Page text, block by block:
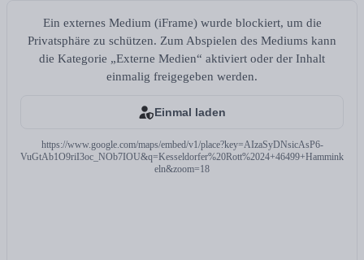
Ein externes Medium (iFrame) wurde blockiert, um die
Privatsphäre zu schützen. Zum Abspielen des Mediums kann
die Kategorie „Externe Medien“ aktiviert oder der Inhalt
einmalig freigegeben werden.
Einmal laden
https://www.google.com/maps/embed/v1/place?key=AIzaSyDNsicAsP6-
VuGtAb1O9riI3oc_NOb7IOU&q=Kesseldorfer%20Rott%2024+46499+Hammink
eln&zoom=18